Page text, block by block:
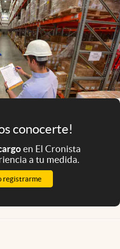
conocerte!
en El Cronista
a tu medida.
registrarme